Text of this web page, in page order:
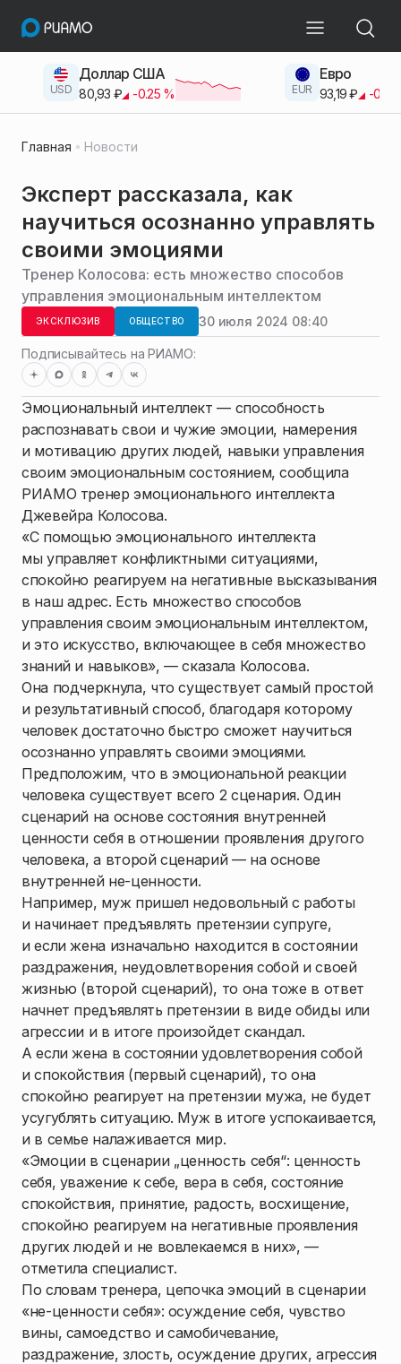
USD
Доллар США
80,93 ₽ -0.25% EUR
Евро
93,19 ₽ -0.42
Главная Новости
Эксперт рассказала, как
научиться осознанно управлять
своими эмоциями
Тренер Колосова: есть множество способов
управления эмоциональным интеллектом
ЭКСКЛЮЗИВ ОБЩЕСТВО 30 июля 2024 08:40
Подписывайтесь на РИАМО:
Эмоциональный интеллект — способность
распознавать свои и чужие эмоции, намерения
и мотивацию других людей, навыки управления
своим эмоциональным состоянием, сообщила
РИАМО тренер эмоционального интеллекта
Джевейра Колосова.
«С помощью эмоционального интеллекта
мы управляет конфликтными ситуациями,
спокойно реагируем на негативные высказывания
в наш адрес. Есть множество способов
управления своим эмоциональным интеллектом,
и это искусство, включающее в себя множество
знаний и навыков», — сказала Колосова.
Она подчеркнула, что существует самый простой
и результативный способ, благодаря которому
человек достаточно быстро сможет научиться
осознанно управлять своими эмоциями.
Предположим, что в эмоциональной реакции
человека существует всего 2 сценария. Один
сценарий на основе состояния внутренней
ценности себя в отношении проявления другого
человека, а второй сценарий — на основе
внутренней не-ценности.
Например, муж пришел недовольный с работы
и начинает предъявлять претензии супруге,
и если жена изначально находится в состоянии
раздражения, неудовлетворения собой и своей
жизнью (второй сценарий), то она тоже в ответ
начнет предъявлять претензии в виде обиды или
агрессии и в итоге произойдет скандал.
А если жена в состоянии удовлетворения собой
и спокойствия (первый сценарий), то она
спокойно реагирует на претензии мужа, не будет
усугублять ситуацию. Муж в итоге успокаивается,
и в семье налаживается мир.
«Эмоции в сценарии „ценность себя“: ценность
себя, уважение к себе, вера в себя, состояние
спокойствия, принятие, радость, восхищение,
спокойно реагируем на негативные проявления
других людей и не вовлекаемся в них», —
отметила специалист.
По словам тренера, цепочка эмоций в сценарии
«не-ценности себя»: осуждение себя, чувство
вины, самоедство и самобичевание,
раздражение, злость, осуждение других, агрессия